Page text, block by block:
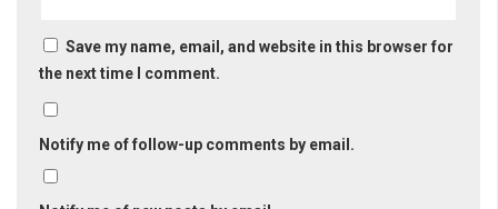
Save my name, email, and website in this browser for
the next time I comment.
Notify me of follow-up comments by email.